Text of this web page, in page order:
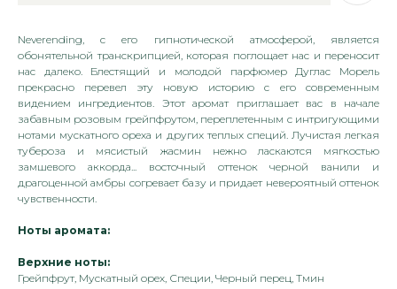
Neverending, с его гипнотической атмосферой, является
обонятельной транскрипцией, которая поглощает нас и переносит
нас далеко. Блестящий и молодой парфюмер Дуглас Морель
прекрасно перевел эту новую историю с его современным
видением ингредиентов. Этот аромат приглашает вас в начале
забавным розовым грейпфрутом, переплетенным с интригующими
нотами мускатного ореха и других теплых специй. Лучистая легкая
тубероза и мясистый жасмин нежно ласкаются мягкостью
замшевого аккорда... восточный оттенок черной ванили и
драгоценной амбры согревает базу и придает невероятный оттенок
чувственности.
Ноты аромата:
Верхние ноты:
Грейпфрут, Мускатный орех, Специи, Черный перец, Тмин